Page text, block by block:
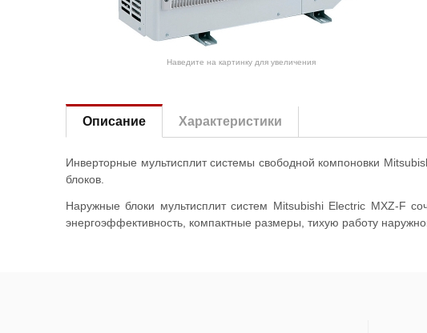
Наведите на картинку для увеличения
Описание Характеристики
Инверторные мультисплит системы свободной компоновки
блоков.
Наружные блоки мультисплит систем Mitsubishi Electric MXZ-F
энергоэффективность, компактные размеры, тихую работу